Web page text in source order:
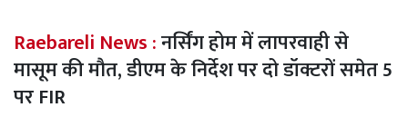
Raebareli News :नर्सिंग होम में लापरवाही से
मासूम की मौत, डीएम के निर्देश पर दो डॉक्टरों समेत 5
पर FIR